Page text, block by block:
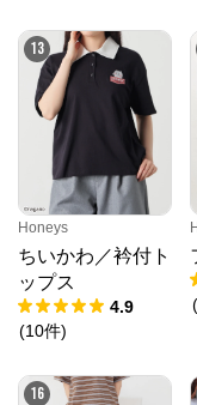
13
Honeys
ちいかわ／衿付ト
ップス
4.9
(10件)
(
16